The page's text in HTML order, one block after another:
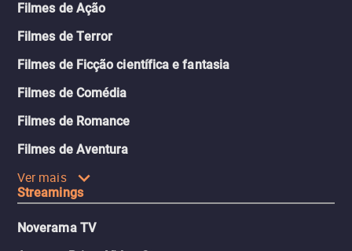
Filmes de Ação
Filmes de Terror
Filmes de Ficção científica e fantasia
Filmes de Comédia
Filmes de Romance
Filmes de Aventura
Ver mais
Streamings
Noverama TV